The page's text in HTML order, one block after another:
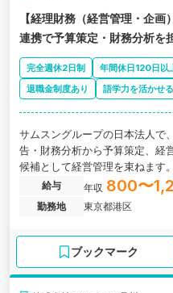
わりたい」「若いうちから市
を持って働きたい」という方に
【経理財務（経営管理・企
連携で予算策定・財務分析を
完全週休2日制 年間休日120日以
退職金制度あり
語学力を活かせる
サムスングループの日本法人で
告・財務分析から予算策定、経
候補として経営管理を束ねます。
給与 年収 800〜
勤務地
東京都港区
ブックマーク